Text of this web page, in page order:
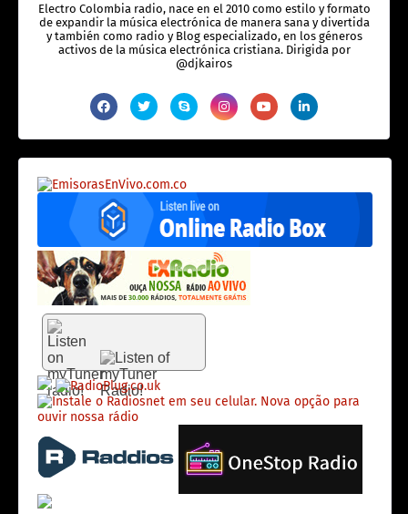
Electro Colombia radio, nace en el 2010 como estilo y formato
de expandir la música electrónica de manera sana y divertida
y también como radio y Blog especializado, en los géneros
activos de la música electrónica cristiana. Dirigida por
@djkairos